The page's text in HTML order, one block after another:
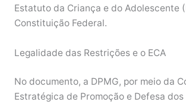
Estatuto da Criança e do Adolescente
Constituição Federal.
Legalidade das Restrições e o ECA
No documento, a DPMG, por meio da
Estratégica de Promoção e Defesa